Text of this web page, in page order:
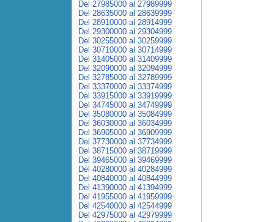
Del 27985000 al 27989999
Del 28635000 al 28639999
Del 28910000 al 28914999
Del 29300000 al 29304999
Del 30255000 al 30259999
Del 30710000 al 30714999
Del 31405000 al 31409999
Del 32090000 al 32094999
Del 32785000 al 32789999
Del 33370000 al 33374999
Del 33915000 al 33919999
Del 34745000 al 34749999
Del 35080000 al 35084999
Del 36030000 al 36034999
Del 36905000 al 36909999
Del 37730000 al 37734999
Del 38715000 al 38719999
Del 39465000 al 39469999
Del 40280000 al 40284999
Del 40840000 al 40844999
Del 41390000 al 41394999
Del 41955000 al 41959999
Del 42540000 al 42544999
Del 42975000 al 42979999